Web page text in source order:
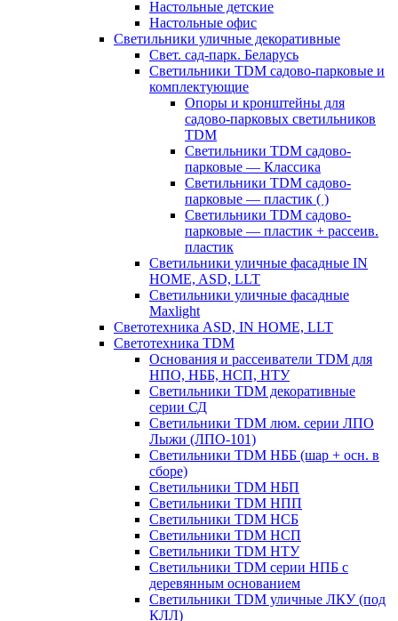
Настольные детские
Настольные офис
Светильники уличные декоративные
Свет. сад-парк. Беларусь
Светильники TDM садово-парковые и
комплектующие
Опоры и кронштейны для
садово-парковых светильников
TDM
Светильники TDM садово-
парковые — Классика
Светильники TDM садово-
парковые — пластик ( )
Светильники TDM садово-
парковые — пластик + рассеив.
пластик
Светильники уличные фасадные IN
HOME, ASD, LLT
Светильники уличные фасадные
Maxlight
Светотехника ASD, IN HOME, LLT
Светотехника TDM
Основания и рассеиватели TDM для
НПО, НББ, НСП, НТУ
Светильники TDM декоративные
серии СД
Светильники TDM люм. серии ЛПО
Лыжи (ЛПО-101)
Светильники TDM НББ (шар + осн. в
сборе)
Светильники TDM НБП
Светильники TDM НПП
Светильники TDM НСБ
Светильники TDM НСП
Светильники TDM НТУ
Светильники TDM серии НПБ с
деревянным основанием
Светильники TDM уличные ЛКУ (под
КЛЛ)